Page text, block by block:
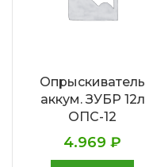
Опрыскиватель
аккум. ЗУБР 12л
ОПС-12
4.969 ₽